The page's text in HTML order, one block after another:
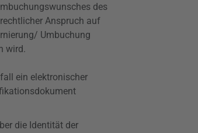
des
Anspruch auf
Umbuchung
wird.
ein elektronischer
die Identität der